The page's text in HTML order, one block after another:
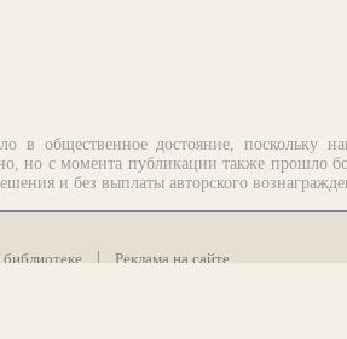
в общественное достояние, поскольку
но с момента публикации также прошло
и без выплаты авторского
Реклама на сайте